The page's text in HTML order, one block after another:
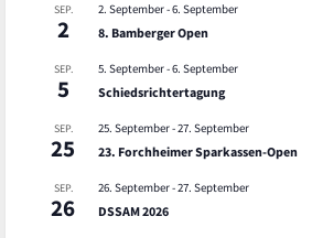
SEP.
2
2. September-6. September
8. Bamberger Open
SEP.
5
5. September-6. September
Schiedsrichtertagung
SEP.
25
25. September-27. September
23. Forchheimer Sparkassen-Open
SEP.
26
26. September-27. September
DSSAM 2026